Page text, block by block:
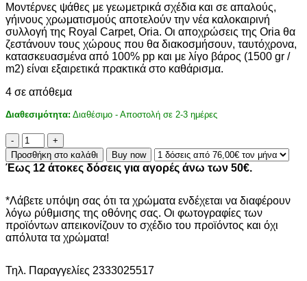
Μοντέρνες ψάθες με γεωμετρικά σχέδια και σε απαλούς,
γήινους χρωματισμούς αποτελούν την νέα καλοκαιρινή
συλλογή της Royal Carpet, Oria. Οι αποχρώσεις της Oria θα
ζεστάνουν τους χώρους που θα διακοσμήσουν, ταυτόχρονα,
κατασκευασμένα από 100% pp και με λίγο βάρος (1500 gr /
m2) είναι εξαιρετικά πρακτικά στο καθάρισμα.
4 σε απόθεμα
Διαθεσιμότητα: Διαθέσιμο - Αποστολή σε 2-3 ημέρες
Ψάθα
Oria
5005
X
140
x
200
cm
Προσθήκη στο καλάθι Buy now
Έως 12 άτοκες δόσεις για αγορές άνω των 50€.
*Λάβετε υπόψη σας ότι τα χρώματα ενδέχεται να διαφέρουν
λόγω ρύθμισης της οθόνης σας. Οι φωτογραφίες των
προϊόντων απεικονίζουν το σχέδιο του προϊόντος και όχι
απόλυτα τα χρώματα!
Τηλ. Παραγγελίες 2333025517